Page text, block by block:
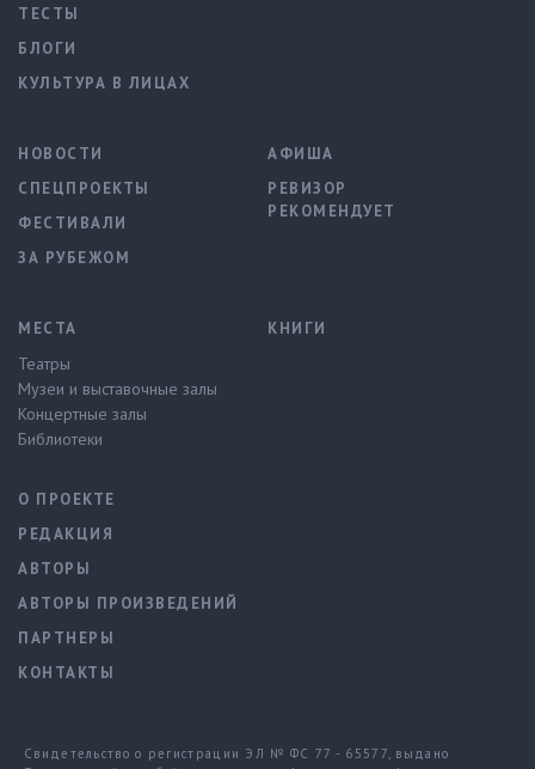
ТЕСТЫ
БЛОГИ
КУЛЬТУРА В ЛИЦАХ
НОВОСТИ
СПЕЦПРОЕКТЫ
ФЕСТИВАЛИ
ЗА РУБЕЖОМ
АФИША
РЕВИЗОР
РЕКОМЕНДУЕТ
МЕСТА
Театры
Музеи и выставочные залы
Концертные залы
Библиотеки
КНИГИ
О ПРОЕКТЕ
РЕДАКЦИЯ
АВТОРЫ
АВТОРЫ ПРОИЗВЕДЕНИЙ
ПАРТНЕРЫ
КОНТАКТЫ
Свидетельство о регистрации ЭЛ № ФС 77 - 65577, выдано